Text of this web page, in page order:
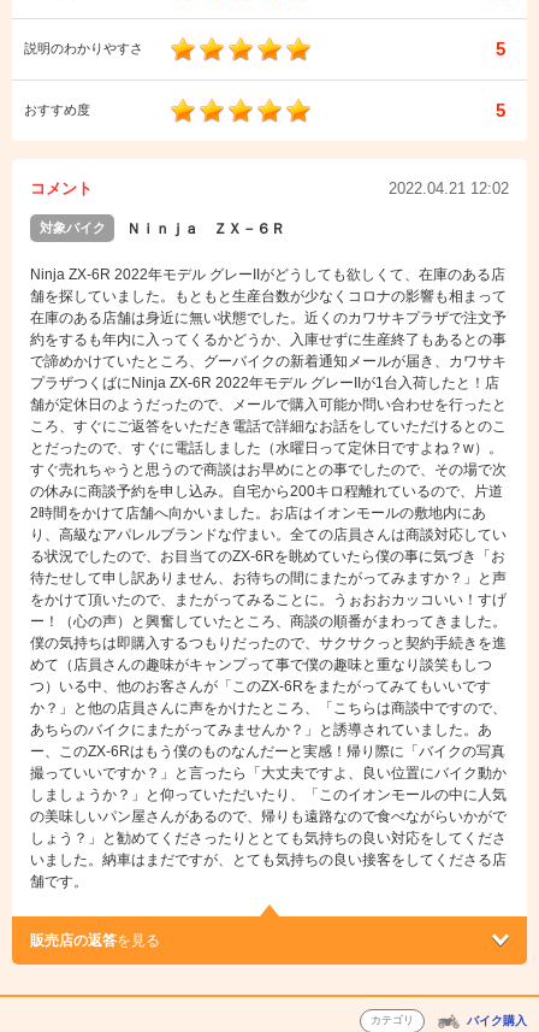
説明のわかりやすさ 5
おすすめ度 5
コメント 2022.04.21 12:02
対象バイク Ｎｉｎｊａ ＺＸ－６Ｒ
Ninja ZX-6R 2022年モデル グレーIIがどうしても欲しくて、在庫のある店
舗を探していました。もともと生産台数が少なくコロナの影響も相まって
在庫のある店舗は身近に無い状態でした。近くのカワサキプラザで注文予
約をするも年内に入ってくるかどうか、入庫せずに生産終了もあるとの事
で諦めかけていたところ、グーバイクの新着通知メールが届き、カワサキ
プラザつくばにNinja ZX-6R 2022年モデル グレーIIが1台入荷したと！店
舗が定休日のようだったので、メールで購入可能か問い合わせを行ったと
ころ、すぐにご返答をいただき電話で詳細なお話をしていただけるとのこ
とだったので、すぐに電話しました（水曜日って定休日ですよね？w）。
すぐ売れちゃうと思うので商談はお早めにとの事でしたので、その場で次
の休みに商談予約を申し込み。自宅から200キロ程離れているので、片道
2時間をかけて店舗へ向かいました。お店はイオンモールの敷地内にあ
り、高級なアパレルブランドな佇まい。全ての店員さんは商談対応してい
る状況でしたので、お目当てのZX-6Rを眺めていたら僕の事に気づき「お
待たせして申し訳ありません、お待ちの間にまたがってみますか？」と声
をかけて頂いたので、またがってみることに。うぉおおカッコいい！すげ
ー！（心の声）と興奮していたところ、商談の順番がまわってきました。
僕の気持ちは即購入するつもりだったので、サクサクっと契約手続きを進
めて（店員さんの趣味がキャンプって事で僕の趣味と重なり談笑もしつ
つ）いる中、他のお客さんが「このZX-6Rをまたがってみてもいいです
か？」と他の店員さんに声をかけたところ、「こちらは商談中ですので、
あちらのバイクにまたがってみませんか？」と誘導されていました。あ
ー、このZX-6Rはもう僕のものなんだーと実感！帰り際に「バイクの写真
撮っていいですか？」と言ったら「大丈夫ですよ、良い位置にバイク動か
しましょうか？」と仰っていただいたり、「このイオンモールの中に人気
の美味しいパン屋さんがあるので、帰りも遠路なので食べながらいかがで
しょう？」と勧めてくださったりととても気持ちの良い対応をしてくださ
いました。納車はまだですが、とても気持ちの良い接客をしてくださる店
舗です。
販売店の返答を見る
カテゴリ バイク購入